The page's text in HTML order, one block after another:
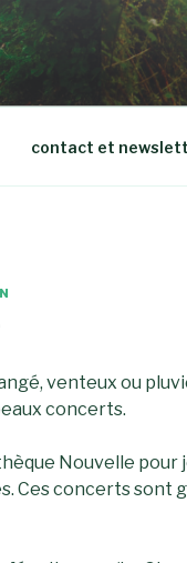
contact et
venteux ou
concerts.
Nouvelle pour
Ces concerts sont